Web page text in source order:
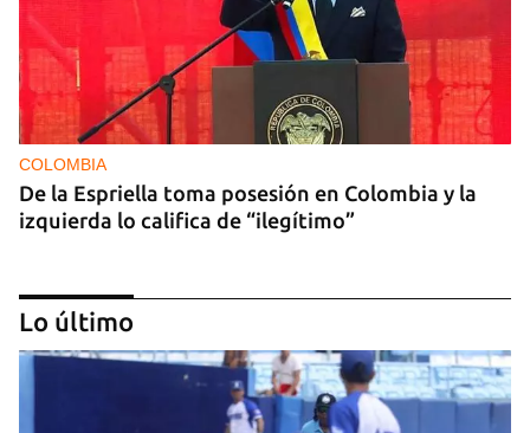
COLOMBIA
De la Espriella toma posesión en Colombia y la
izquierda lo califica de “ilegítimo”
Lo último